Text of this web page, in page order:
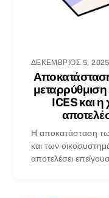
ΔΕΚΈΜΒΡΙΟΣ 5, 2025
ICES και
Η αποκατάσταση
και των
αποτελέσει